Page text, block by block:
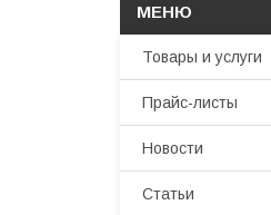
Товары и услуги
Прайс-листы
Новости
Статьи